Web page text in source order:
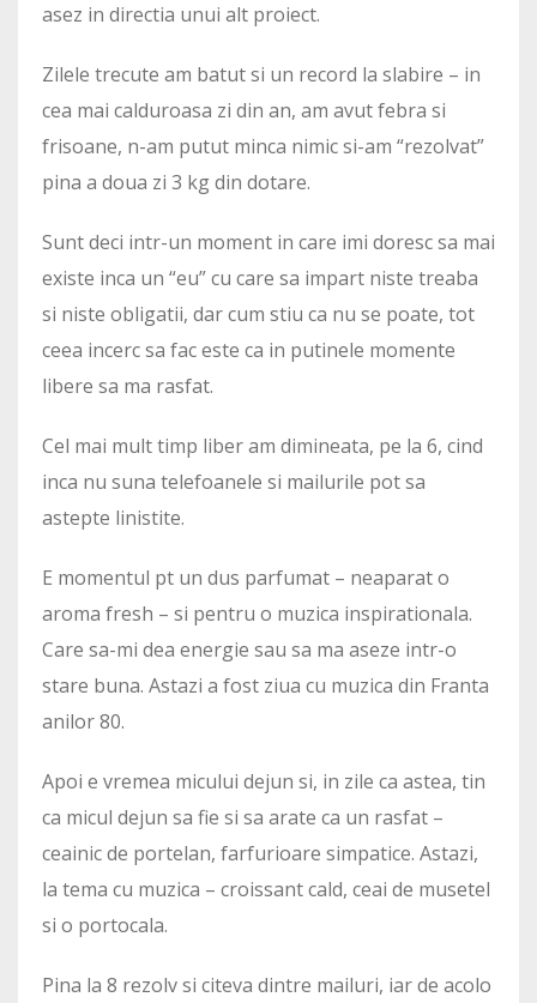
asez in directia unui alt proiect.
Zilele trecute am batut si un record la slabire – in
cea mai calduroasa zi din an, am avut febra si
frisoane, n-am putut minca nimic si-am “rezolvat”
pina a doua zi 3 kg din dotare.
Sunt deci intr-un moment in care imi doresc sa mai
existe inca un “eu” cu care sa impart niste treaba
si niste obligatii, dar cum stiu ca nu se poate, tot
ceea incerc sa fac este ca in putinele momente
libere sa ma rasfat.
Cel mai mult timp liber am dimineata, pe la 6, cind
inca nu suna telefoanele si mailurile pot sa
astepte linistite.
E momentul pt un dus parfumat – neaparat o
aroma fresh – si pentru o muzica inspirationala.
Care sa-mi dea energie sau sa ma aseze intr-o
stare buna. Astazi a fost ziua cu muzica din Franta
anilor 80.
Apoi e vremea micului dejun si, in zile ca astea, tin
ca micul dejun sa fie si sa arate ca un rasfat –
ceainic de portelan, farfurioare simpatice. Astazi,
la tema cu muzica – croissant cald, ceai de musetel
si o portocala.
Pina la 8 rezolv si citeva dintre mailuri, iar de acolo